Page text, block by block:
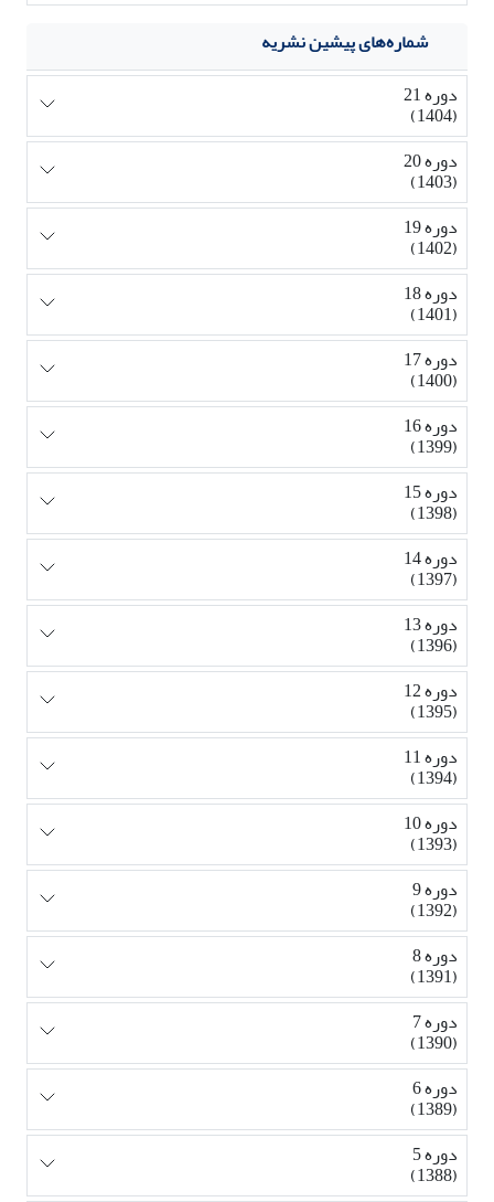
شماره‌های پیشین نشریه
دوره 21
(1404)
دوره 20
(1403)
دوره 19
(1402)
دوره 18
(1401)
دوره 17
(1400)
دوره 16
(1399)
دوره 15
(1398)
دوره 14
(1397)
دوره 13
(1396)
دوره 12
(1395)
دوره 11
(1394)
دوره 10
(1393)
دوره 9
(1392)
دوره 8
(1391)
دوره 7
(1390)
دوره 6
(1389)
دوره 5
(1388)